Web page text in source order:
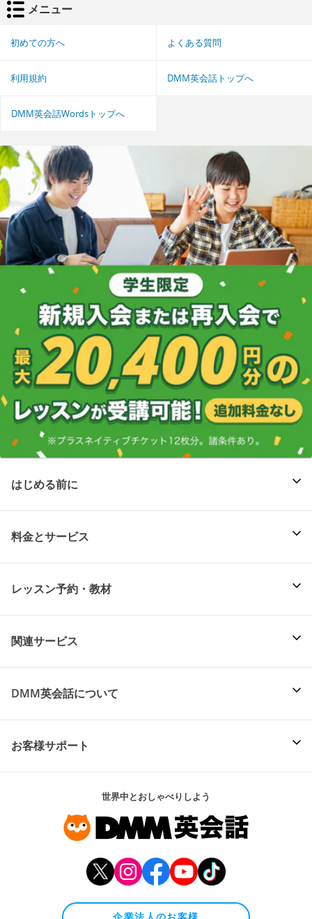
メニュー
初めての方へ よくある質問
利用規約 DMM英会話トップへ
DMM英会話Wordsトップへ
はじめる前に
料金とサービス
レッスン予約・教材
関連サービス
DMM英会話について
お客様サポート
世界中とおしゃべりしよう